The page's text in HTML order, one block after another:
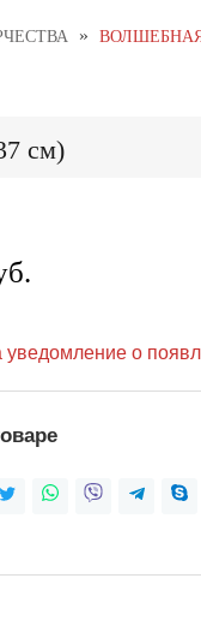
» ВОЛШЕБНАЯ
см)
уведомление о